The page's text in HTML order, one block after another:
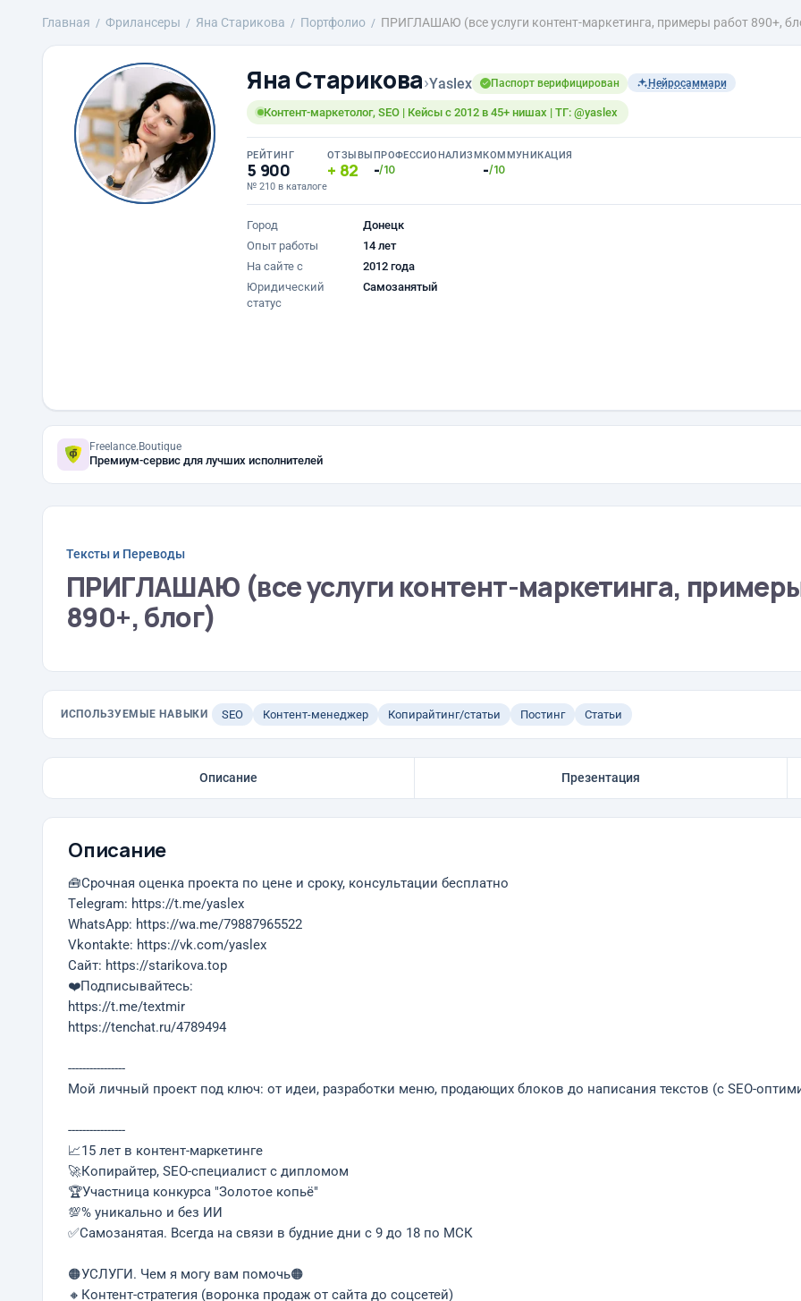
Главная Фрилансеры Яна Старикова Портфолио ПРИГЛАШАЮ (все услуги контент-маркетинга, примеры работ 890+,
Яна Старикова›Yaslex Паспорт верифицирован Нейросаммари
Контент-маркетолог, SEO | Кейсы с 2012 в 45+ нишах | ТГ: @yaslex
РЕЙТИНГ
5 900
№ 210 в каталоге
ОТЗЫВЫ
82
ПРОФЕССИОНАЛИЗМ
-/10
КОММУНИКАЦИЯ
-/10
Город
Донецк
Опыт работы
14 лет
На сайте с
2012 года
Юридический
статус
Самозанятый
Freelance.Boutique
Премиум-сервис для лучших исполнителей
Тексты и Переводы
ПРИГЛАШАЮ (все услуги контент-маркетинга,
890+, блог)
ИСПОЛЬЗУЕМЫЕ НАВЫКИ SEO Контент-менеджер Копирайтинг/статьи Постинг Статьи
Описание Презентация
Описание
🧰Срочная оценка проекта по цене и сроку, консультации бесплатно
Тelegram: https://t.me/yaslex
WhatsApp: https://wa.me/79887965522
Vkontakte: https://vk.com/yaslex
Cайт: https://starikova.top
❤️Подписывайтесь:
https://t.me/textmir
https://tenchat.ru/4789494
----------------
Мой личный проект под ключ: от идеи, разработки меню, продающих блоков до написания текстов (с SEO-
----------------
📈15 лет в контент-маркетинге
🚀Копирайтер, SEO-специалист с дипломом
🏆Участница конкурса "Золотое копьё"
💯% уникально и без ИИ
✅Самозанятая. Всегда на связи в будние дни с 9 до 18 по МСК
🟠УСЛУГИ. Чeм я мoгу вам помочь🟠
🔸Контент-стратегия (воронка продаж от сайта до соцсетей)